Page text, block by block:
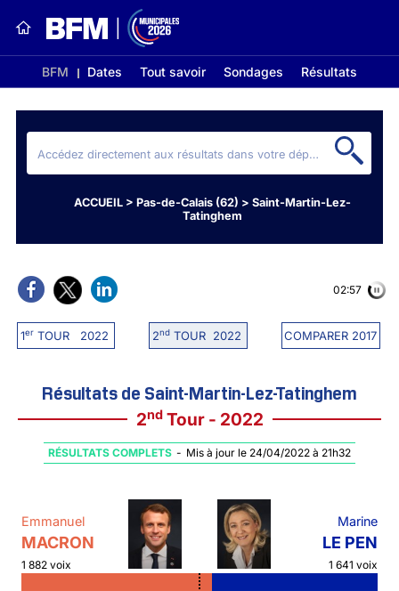
BFM Dates Tout savoir Sondages Résultats
ACCUEIL> Pas-de-Calais (62) > Saint-Martin-Lez-
Tatinghem
1erTOUR 2022 2ndTOUR 2022 COMPARER 2017
02:56
Résultats de Saint-Martin-Lez-Tatinghem
2ndTour - 2022
RÉSULTATS COMPLETS - Mis à jour le 24/04/2022 à 21h32
Emmanuel
MACRON
1 882 voix
Marine
LE PEN
1 641 voix